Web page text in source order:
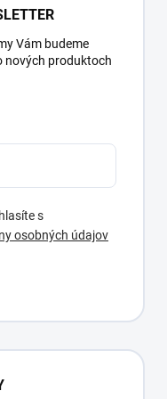
Vám budeme
nových produktoch
s
osobných údajov